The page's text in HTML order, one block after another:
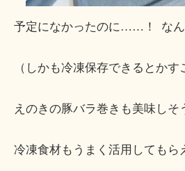
予定になかったのに……！ なん
（しかも冷凍保存できるとかす
えのきの豚バラ巻きも美味しそ
冷凍食材もうまく活用してもら